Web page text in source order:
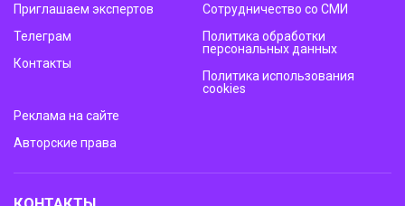
Приглашаем экспертов
Телеграм
Контакты
Сотрудничество со СМИ
Политика обработки
персональных данных
Политика использования
cookies
Реклама на сайте
Авторские права